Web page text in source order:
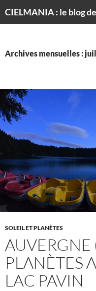
Archives mensuelles :
SOLEIL ET PLANÈTES
AUVERGNE
PLANÈTES
LAC PAVIN